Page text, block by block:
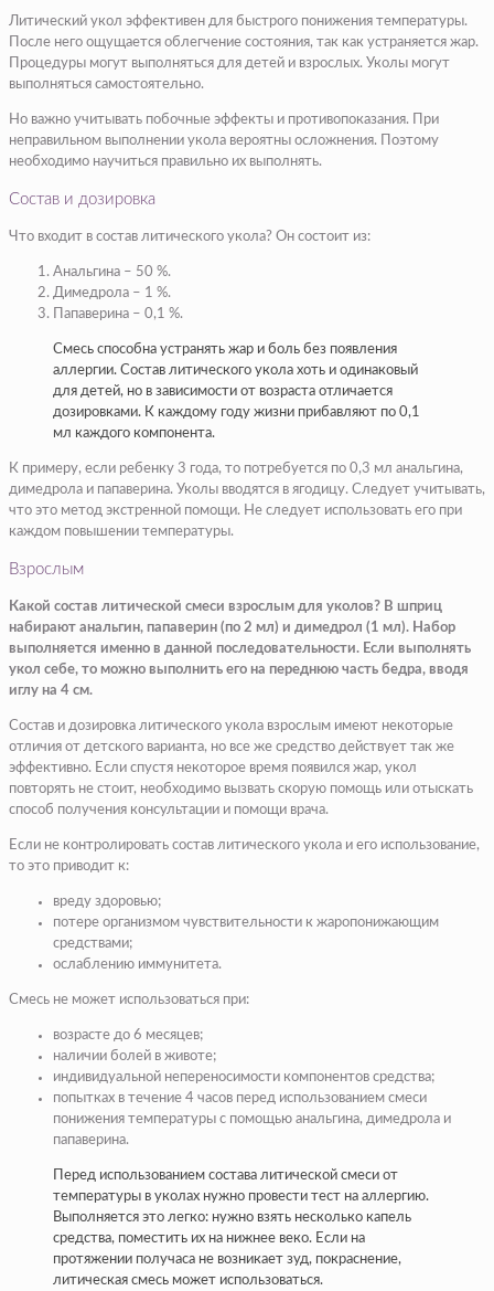
Литический укол эффективен для быстрого понижения температуры.
После него ощущается облегчение состояния, так как устраняется жар.
Процедуры могут выполняться для детей и взрослых. Уколы могут
выполняться самостоятельно.
Но важно учитывать побочные эффекты и противопоказания. При
неправильном выполнении укола вероятны осложнения. Поэтому
необходимо научиться правильно их выполнять.
Состав и дозировка
Что входит в состав литического укола? Он состоит из:
Анальгина – 50 %.
Димедрола – 1 %.
Папаверина – 0,1 %.
Смесь способна устранять жар и боль без появления
аллергии. Состав литического укола хоть и одинаковый
для детей, но в зависимости от возраста отличается
дозировками. К каждому году жизни прибавляют по 0,1
мл каждого компонента.
К примеру, если ребенку 3 года, то потребуется по 0,3 мл анальгина,
димедрола и папаверина. Уколы вводятся в ягодицу. Следует учитывать,
что это метод экстренной помощи. Не следует использовать его при
каждом повышении температуры.
Взрослым
Какой состав литической смеси взрослым для уколов? В шприц
набирают анальгин, папаверин (по 2 мл) и димедрол (1 мл). Набор
выполняется именно в данной последовательности. Если выполнять
укол себе, то можно выполнить его на переднюю часть бедра, вводя
иглу на 4 см.
Состав и дозировка литического укола взрослым имеют некоторые
отличия от детского варианта, но все же средство действует так же
эффективно. Если спустя некоторое время появился жар, укол
повторять не стоит, необходимо вызвать скорую помощь или отыскать
способ получения консультации и помощи врача.
Если не контролировать состав литического укола и его использование,
то это приводит к:
вреду здоровью;
потере организмом чувствительности к жаропонижающим
средствами;
ослаблению иммунитета.
Смесь не может использоваться при:
возрасте до 6 месяцев;
наличии болей в животе;
индивидуальной непереносимости компонентов средства;
попытках в течение 4 часов перед использованием смеси
понижения температуры с помощью анальгина, димедрола и
папаверина.
Перед использованием состава литической смеси от
температуры в уколах нужно провести тест на аллергию.
Выполняется это легко: нужно взять несколько капель
средства, поместить их на нижнее веко. Если на
протяжении получаса не возникает зуд, покраснение,
литическая смесь может использоваться.